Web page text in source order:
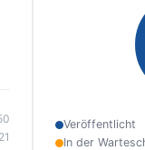
Veröffentlicht
In der